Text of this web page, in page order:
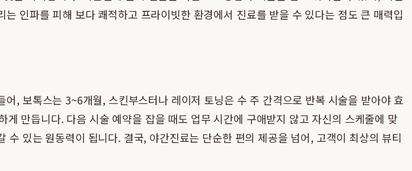
인파를 피해 보다 쾌적하고 프라이빗한 환경에서 진료를 받을 수 있다는 점도 큰 매력입
, 보톡스는 3~6개월, 스킨부스터나 레이저 토닝은 수 주 간격으로 반복 시술을 받아야 효
게 만듭니다. 다음 시술 예약을 잡을 때도 업무 시간에 구애받지 않고 자신의 스케줄에 맞
있는 원동력이 됩니다. 결국, 야간진료는 단순한 편의 제공을 넘어, 고객이 최상의 뷰티